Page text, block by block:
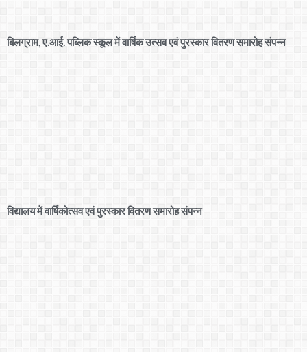
बिलग्राम, ए.आई. पब्लिक स्कूल में वार्षिक उत्सव एवं पुरस्कार वितरण समारोह संपन्न
विद्यालय में वार्षिकोत्सव एवं पुरस्कार वितरण समारोह संपन्न